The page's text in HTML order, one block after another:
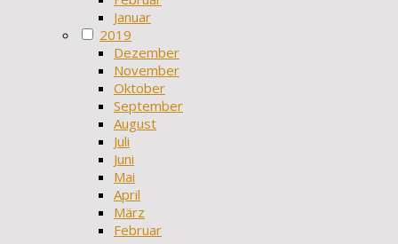
Januar
2019
Dezember
November
Oktober
September
August
Juli
Juni
Mai
April
März
Februar